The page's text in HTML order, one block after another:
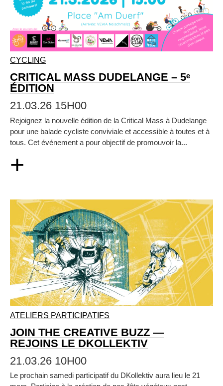
CYCLING
CRITICAL MASS DUDELANGE – 5ᵉ
ÉDITION
21.03.26 15H00
Rejoignez la nouvelle édition de la Critical Mass à Dudelange
pour une balade cycliste conviviale et accessible à toutes et à
tous. Cet événement a pour objectif de promouvoir la...
+
ATELIERS PARTICIPATIFS
JOIN THE CREATIVE BUZZ —
REJOINS LE DKOLLEKTIV
21.03.26 10H00
Le prochain samedi participatif du DKollektiv aura lieu le 21